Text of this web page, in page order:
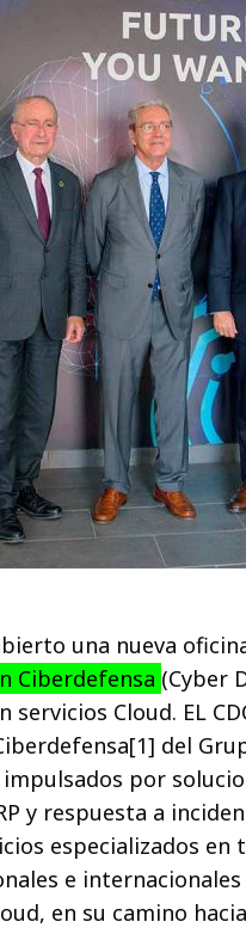
una nueva
Ciberdefensa (Cyber
servicios Cloud. EL
del
por
y respuesta a
especializados
e
en su camino